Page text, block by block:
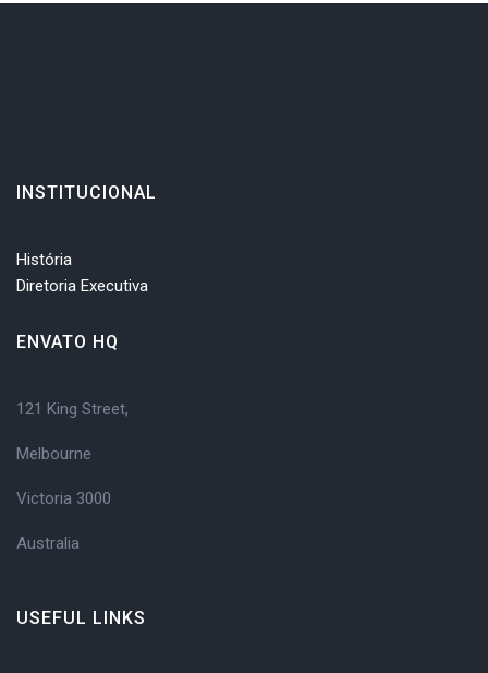
INSTITUCIONAL
História
Diretoria Executiva
ENVATO HQ
121 King Street,
Melbourne
Victoria 3000
Australia
USEFUL LINKS